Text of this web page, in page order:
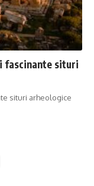
fascinante situri
situri arheologice